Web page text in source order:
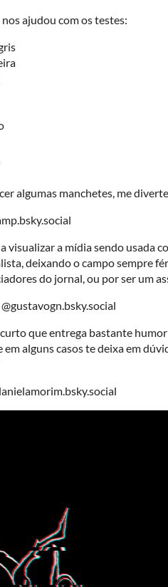
ajudou com os testes:
algumas manchetes, me
visualizar a mídia sendo usada
deixando o campo sempre
do jornal, ou por ser um
que entrega bastante
em alguns casos te deixa em